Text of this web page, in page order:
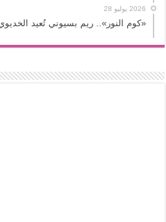
2026 يوليو 28
«كوم النور».. ريم بسيوني تُعيد